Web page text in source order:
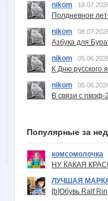
nikom
Полдневное
nikom
Азбука для
nikom
К Дню русского
nikom
В связи с пмэф-
Популярные за
комсомолочка
НУ КАКАЯ
ЛУЧШАЯ
[b]Обувь Ralf